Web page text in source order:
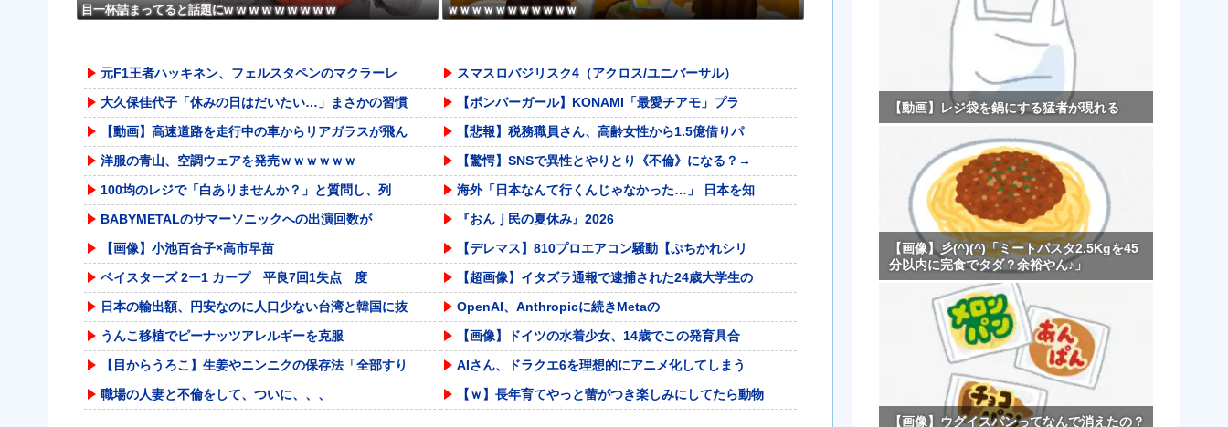
目一杯詰まってると話題にw w w w w w w w w
ｗｗｗｗｗｗｗｗｗｗｗ
元F1王者ハッキネン、フェルスタペンのマクラーレ
スマスロバジリスク4（アクロス/ユニバーサル）
大久保佳代子「休みの日はだいたい…」まさかの習慣
【ボンバーガール】KONAMI「最愛チアモ」プラ
【動画】高速道路を走行中の車からリアガラスが飛ん
【悲報】税務職員さん、高齢女性から1.5億借りパ
洋服の青山、空調ウェアを発売ｗｗｗｗｗｗ
【驚愕】SNSで異性とやりとり《不倫》になる？→
100均のレジで「白ありませんか？」と質問し、列
海外「日本なんて行くんじゃなかった…」 日本を知
BABYMETALのサマーソニックへの出演回数が
『おんｊ民の夏休み』2026
【画像】小池百合子×高市早苗
【デレマス】810プロエアコン騒動【ぷちかれシリ
ベイスターズ 2ー1 カープ 平良7回1失点 度
【超画像】イタズラ通報で逮捕された24歳大学生の
日本の輸出額、円安なのに人口少ない台湾と韓国に抜
OpenAI、Anthropicに続きMetaの
うんこ移植でピーナッツアレルギーを克服
【画像】ドイツの水着少女、14歳でこの発育具合
【目からうろこ】生姜やニンニクの保存法「全部すり
AIさん、ドラクエ6を理想的にアニメ化してしまう
職場の人妻と不倫をして、ついに、、、
【ｗ】長年育てやっと蕾がつき楽しみにしてたら動物
【動画】レジ袋を鍋にする猛者が現れる
【画像】彡(^)(^)「ミートパスタ2.5Kgを45
分以内に完食でタダ？余裕やん♪」
【画像】ウグイスパンってなんで消えたの？